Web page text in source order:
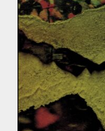
Sur le plan
essentiellement
Barkhane,
formation aux
plan de soutien
l’armée
l’Union